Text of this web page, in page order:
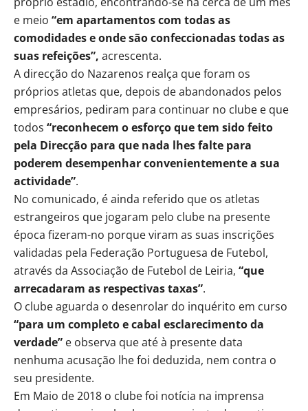
e meio “em apartamentos com todas as
comodidades e onde são confeccionadas todas as
suas refeições”, acrescenta.
A direcção do Nazarenos realça que foram os
próprios atletas que, depois de abandonados pelos
empresários, pediram para continuar no clube e que
todos “reconhecem o esforço que tem sido feito
pela Direcção para que nada lhes falte para
poderem desempenhar convenientemente a sua
actividade”.
No comunicado, é ainda referido que os atletas
estrangeiros que jogaram pelo clube na presente
época fizeram-no porque viram as suas inscrições
validadas pela Federação Portuguesa de Futebol,
através da Associação de Futebol de Leiria, “que
arrecadaram as respectivas taxas”.
O clube aguarda o desenrolar do inquérito em curso
“para um completo e cabal esclarecimento da
verdade” e observa que até à presente data
nenhuma acusação lhe foi deduzida, nem contra o
seu presidente.
Em Maio de 2018 o clube foi notícia na imprensa